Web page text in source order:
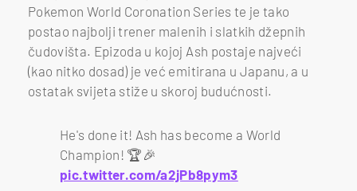
Pokemon World Coronation Series te je tako
postao najbolji trener malenih i slatkih džepnih
čudovišta. Epizoda u kojoj Ash postaje najveći
(kao nitko dosad) je već emitirana u Japanu, a u
ostatak svijeta stiže u skoroj budućnosti.
He's done it! Ash has become a World
Champion! 🏆🎉
pic.twitter.com/a2jPb8pym3